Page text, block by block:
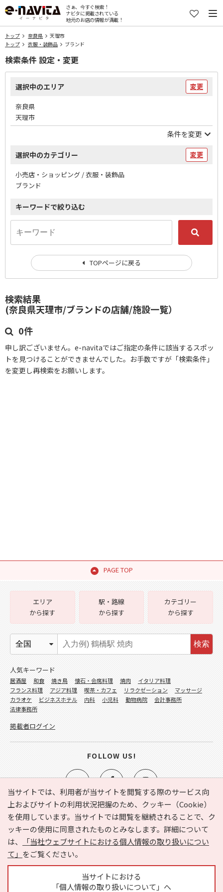
さぁ、今すぐ検索！
ナビタに掲載されている
地元のお店の情報が満載！
トップ 奈良県
天理市
トップ
衣服・装飾品 ブランド
検索結果
(奈良県天理市/ブランドの店舗/施設一覧）
0件
申し訳ございません。e-navitaではご指定の条件に該当するスポッ
トを見つけることができませんでした。お手数ですが「検索条件」
を変更し再検索をお願いします。
検索条件 設定・変更
選択中のエリア 変更
奈良県
天理市
条件を変更
選択中のカテゴリー 変更
小売店・ショッピング / 衣服・装飾品
ブランド
キーワードで絞り込む
TOPページに戻る
PAGE TOP
当サイトでは、利用者が当サイトを閲覧する際のサービス向
上およびサイトの利用状況把握のため、クッキー（Cookie）
を使用しています。当サイトでは閲覧を継続されることで、ク
ッキーの使用に同意されたものとみなします。詳細について
は、
「当社ウェブサイトにおける個人情報の取り扱いについ
て」 をご覧ください。
当サイトにおける
「個人情報の取り扱いについて」へ
e-NAVITA（イーナビタ）とは？ お気に入り
ヘルプ
利用規約
個人情報の取り扱いについて
運営会社
サイトマップ
広告掲載に関するお問い合わせ
エリア
から探す
駅・路線
から探す
カテゴリー
から探す
検索
人気キーワード
居酒屋 和食 焼き鳥 懐石・会席料理 焼肉
イタリア料理
フランス料理
アジア料理 喫茶・カフェ リラクゼーション
マッサージ
カラオケ
ビジネスホテル 内科 小児科 動物病院
会計事務所
法律事務所
掲載者ログイン
FOLLOW US!